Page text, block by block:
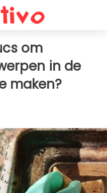
om
in de
maken?